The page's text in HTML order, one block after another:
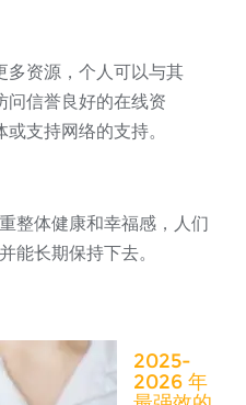
多资源，个人可以与其
问信誉良好的在线资
支持网络的支持。
整体健康和幸福感，人们
能长期保持下去。
2025-
2026 年